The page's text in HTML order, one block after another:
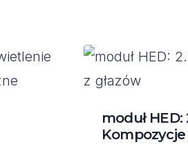
moduł HED:
Kompozycje